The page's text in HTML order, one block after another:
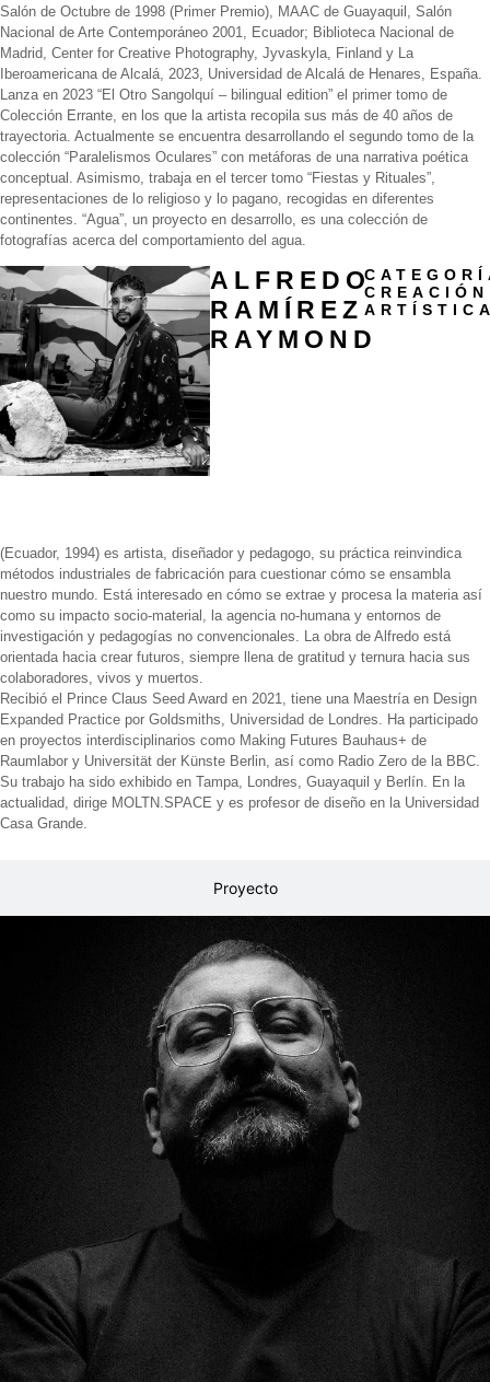
Salón de Octubre de 1998 (Primer Premio), MAAC de Guayaquil, Salón
Nacional de Arte Contemporáneo 2001, Ecuador; Biblioteca Nacional de
Madrid, Center for Creative Photography, Jyvaskyla, Finland y La
Iberoamericana de Alcalá, 2023, Universidad de Alcalá de Henares, España.
Lanza en 2023 “El Otro Sangolquí – bilingual edition” el primer tomo de
Colección Errante, en los que la artista recopila sus más de 40 años de
trayectoria. Actualmente se encuentra desarrollando el segundo tomo de la
colección “Paralelismos Oculares” con metáforas de una narrativa poética
conceptual. Asimismo, trabaja en el tercer tomo “Fiestas y Rituales”,
representaciones de lo religioso y lo pagano, recogidas en diferentes
continentes. “Agua”, un proyecto en desarrollo, es una colección de
fotografías acerca del comportamiento del agua.
ALFREDO
RAMÍREZ
RAYMOND
CREACIÓN
Proyecto
(Ecuador, 1994) es artista, diseñador y pedagogo, su práctica reinvindica
métodos industriales de fabricación para cuestionar cómo se ensambla
nuestro mundo. Está interesado en cómo se extrae y procesa la materia así
como su impacto socio-material, la agencia no-humana y entornos de
investigación y pedagogías no convencionales. La obra de Alfredo está
orientada hacia crear futuros, siempre llena de gratitud y ternura hacia sus
colaboradores, vivos y muertos.
Recibió el Prince Claus Seed Award en 2021, tiene una Maestría en Design
Expanded Practice por Goldsmiths, Universidad de Londres. Ha participado
en proyectos interdisciplinarios como Making Futures Bauhaus+ de
Raumlabor y Universität der Künste Berlin, así como Radio Zero de la BBC.
Su trabajo ha sido exhibido en Tampa, Londres, Guayaquil y Berlín. En la
actualidad, dirige MOLTN.SPACE y es profesor de diseño en la Universidad
Casa Grande.